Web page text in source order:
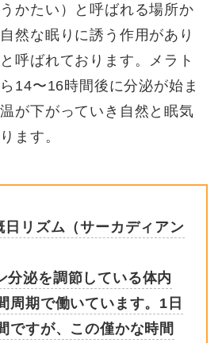
かたい）と呼ばれる場所か
然な眠りに誘う作用があり
呼ばれております。メラト
14〜16時間後に分泌が始ま
が下がっていき自然と眠気
ます。
日リズム（サーカディアン
分泌を調節している体内
周期で働いています。1日
ですが、この僅かな時間